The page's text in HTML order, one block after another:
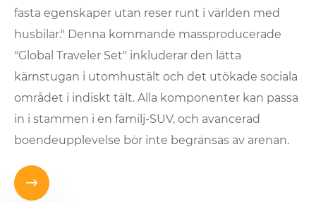
fasta egenskaper utan reser runt i världen med
husbilar." Denna kommande massproducerade
"Global Traveler Set" inkluderar den lätta
kärnstugan i utomhustält och det utökade sociala
området i indiskt tält. Alla komponenter kan passa
in i stammen i en familj-SUV, och avancerad
boendeupplevelse bör inte begränsas av arenan.
